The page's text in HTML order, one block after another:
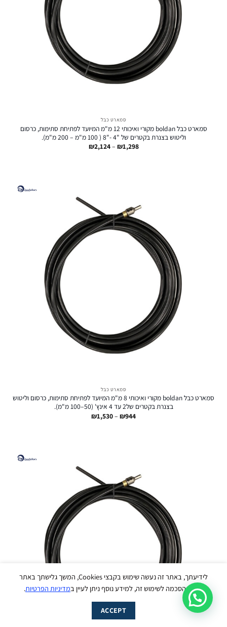
סמארט כבל
סמארט כבל boldan מקורי ואיכותי 12 מ"מ המיועד לפתיחת סתימות, כרסום
וליטוש בצנרת בקטרים של "4 -"8 ( 100 מ"מ – 200 מ"מ).
₪1,298
–
₪2,124 טווח
סמארט כבל
סמארט כבל boldan מקורי ואיכותי 8 מ"מ המיועד לפתיחת סתימות, כרסום וליטוש
בצנרת בקטרים של2 עד 4 אינץ' (50–100 מ"מ).
₪944
–
₪1,530 טווח
לידיעתך, באתר זה נעשה שימוש בקבצי Cookies, המשך גלישתך באתר
מהווה הסכמה לשימוש זה, למידע נוסף ניתן לעיין במדיניות הפרטיות.
ACCEPT
עבודי ליינס
נשמח לסייע לך בכל שאלה - זמינים עכשיו
בווטסאפ :)